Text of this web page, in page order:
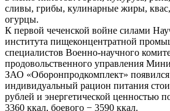
сливы, грибы, кулинарные жиры,
огурцы.
К первой чеченской войне силами
института пищеконцентратной
специалистов Военно-научного
продовольственного управления
ЗАО «Оборонпродкомплект»
индивидуальный рацион питания
рублей и энергетической ценностью
3360 ккал, боевого − 3590 ккал.